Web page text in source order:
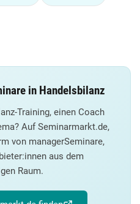
in Handelsbilanz
Training, einen Coach
Auf Seminarmarkt.de,
von managerSeminare,
aus dem
Raum.